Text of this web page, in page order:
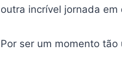
outra incrível jornada
Por ser um momento